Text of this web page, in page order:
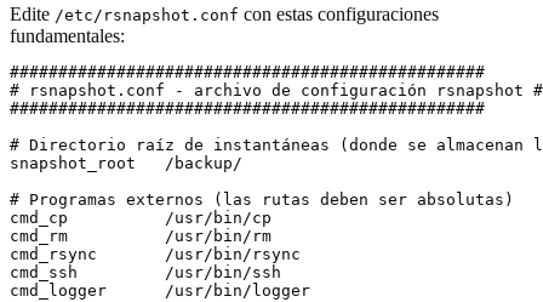
Edite /etc/rsnapshot.conf con estas configuraciones
fundamentales:
#################################################
# rsnapshot.conf - archivo de configuración rsnapshot #
#################################################
# Directorio raíz de instantáneas (donde se almacenan
snapshot_root	/backup/
# Programas externos (las rutas deben ser absolutas)
cmd_cp		/usr/bin/cp
cmd_rm		/usr/bin/rm
cmd_rsync	/usr/bin/rsync
cmd_ssh		/usr/bin/ssh
cmd_logger	/usr/bin/logger